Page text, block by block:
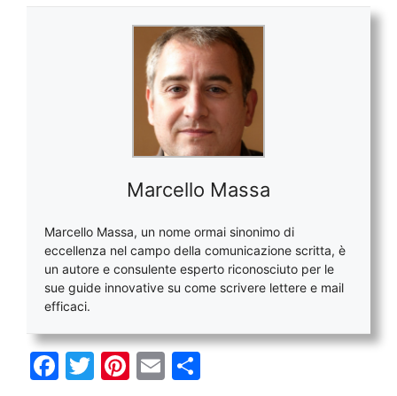
Marcello Massa
Marcello Massa, un nome ormai sinonimo di
eccellenza nel campo della comunicazione scritta, è
un autore e consulente esperto riconosciuto per le
sue guide innovative su come scrivere lettere e mail
efficaci.
F
T
Pi E